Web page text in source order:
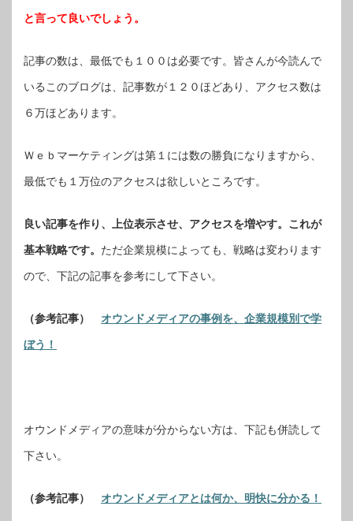
と言って良いでしょう。
記事の数は、最低でも１００は必要です。皆さんが今読んで
いるこのブログは、記事数が１２０ほどあり、アクセス数は
６万ほどあります。
Ｗｅｂマーケティングは第１には数の勝負になりますから、
最低でも１万位のアクセスは欲しいところです。
良い記事を作り、上位表示させ、アクセスを増やす。これが
基本戦略です。 ただ企業規模によっても、戦略は変わります
ので、下記の記事を参考にして下さい。
（参考記事） オウンドメディアの事例を、企業規模別で学
ぼう！
オウンドメディアの意味が分からない方は、下記も併読して
下さい。
（参考記事） オウンドメディアとは何か、明快に分かる！